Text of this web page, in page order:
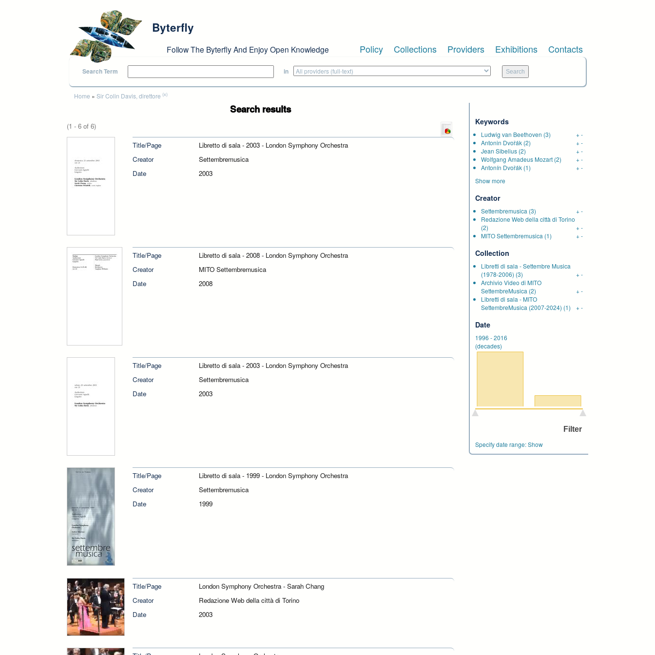
Byterfly
Follow The Byterfly And Enjoy Open Knowledge Policy Collections Providers Exhibitions Contacts
Search Term in
You are here
Home » Sir Colin Davis, direttore (x)
Search results
(1 - 6 of 6)
Title/Page
Libretto di sala - 2003 - London Symphony Orchestra
Creator
Settembremusica
Date
2003
Title/Page
Libretto di sala - 2008 - London Symphony Orchestra
Creator
MITO Settembremusica
Date
2008
Title/Page
Libretto di sala - 2003 - London Symphony Orchestra
Creator
Settembremusica
Date
2003
Title/Page
Libretto di sala - 1999 - London Symphony Orchestra
Creator
Settembremusica
Date
1999
Title/Page
London Symphony Orchestra - Sarah Chang
Creator
Redazione Web della città di Torino
Date
2003
Keywords
Ludwig van Beethoven (3) +-
Antonin Dvořák (2) +-
Jean Sibelius (2) +-
Wolfgang Amadeus Mozart (2) +-
Antonín Dvořák (1) +-
Show more
Creator
Settembremusica (3) +-
Redazione Web della città di Torino
(2)
+-
MITO Settembremusica (1) +-
Collection
Libretti di sala - Settembre Musica
(1978-2006) (3) +-
Archivio Video di MITO
SettembreMusica (2) +-
Libretti di sala - MITO
SettembreMusica (2007-2024) (1) +-
Date
1996 -2016
(decades)
Specify date range:Show